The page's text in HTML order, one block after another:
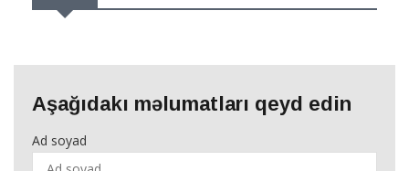
Aşağıdakı məlumatları qeyd edin
Ad soyad